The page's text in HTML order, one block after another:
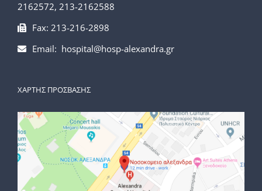
2162572, 213-2162588
Fax: 213-216-2898
Email: hospital@hosp-alexandra.gr
ΧΑΡΤΗΣ ΠΡΟΣΒΑΣΗΣ